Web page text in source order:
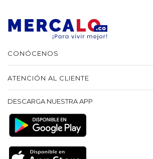
CONÓCENOS
ATENCIÓN AL CLIENTE
DESCARGA NUESTRA APP